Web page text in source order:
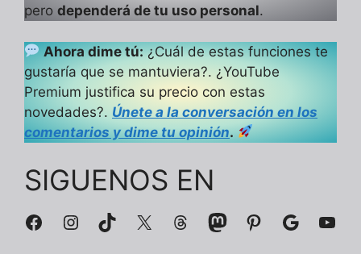
pero dependerá de tu uso personal.
Ahora dime tú:¿Cuál de estas funciones te
gustaría que se mantuviera?. ¿YouTube
Premium justifica su precio con estas
novedades?. Únete a la conversación en los
comentarios y dime tu opinión.
SIGUENOS EN
Facebook
Instagram
TikTok
X ThreadsMastodon
Pinterest
Google